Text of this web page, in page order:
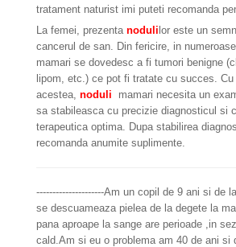
tratament naturist imi puteti recomanda
La femei, prezenta noduli lor este un
cancerul de san. Din fericire, in
mamari se dovedesc a fi tumori benigne
lipom, etc.) ce pot fi tratate cu succes. Cu
acestea, noduli
mamari necesita un
sa stabileasca cu precizie diagnosticul si
terapeutica optima. Dupa stabilirea
recomanda anumite suplimente.
---------------------Am un copil de 9 ani si de
se descuameaza pielea de la degete la
pana aproape la sange are perioade ,in
cald.Am si eu o problema am 40 de ani si